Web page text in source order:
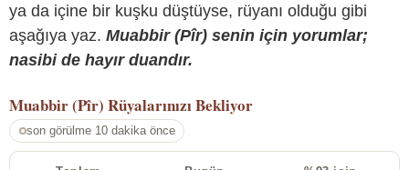
ya da içine bir kuşku düştüyse, rüyanı olduğu gibi
aşağıya yaz. Muabbir (Pîr) senin için yorumlar;
nasibi de hayır duandır.
Muabbir (Pîr) Rüyalarınızı Bekliyor
son görülme 10 dakika önce